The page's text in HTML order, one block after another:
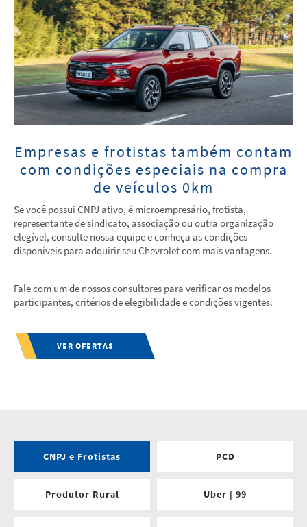
Empresas e frotistas também contam
com condições especiais na compra
de veículos 0km
Se você possui CNPJ ativo, é microempresário, frotista,
representante de sindicato, associação ou outra organização
elegível, consulte nossa equipe e conheça as condições
disponíveis para adquirir seu Chevrolet com mais vantagens.
Fale com um de nossos consultores para verificar os modelos
participantes, critérios de elegibilidade e condições vigentes.
VER OFERTAS
CNPJ e Frotistas PCD
Produtor Rural Uber | 99